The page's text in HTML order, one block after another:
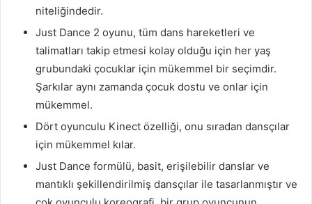
niteliğindedir.
Just Dance 2 oyunu, tüm dans hareketleri ve
talimatları takip etmesi kolay olduğu için her yaş
grubundaki çocuklar için mükemmel bir seçimdir.
Şarkılar aynı zamanda çocuk dostu ve onlar için
mükemmel.
Dört oyunculu Kinect özelliği, onu sıradan dansçılar
için mükemmel kılar.
Just Dance formülü, basit, erişilebilir danslar ve
mantıklı şekillendirilmiş dansçılar ile tasarlanmıştır ve